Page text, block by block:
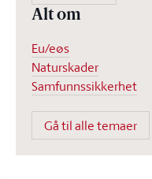
Alt om
Eu/eøs
Naturskader
Samfunnssikkerhet
Gå til alle temaer